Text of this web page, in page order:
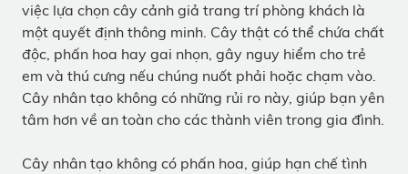
việc lựa chọn cây cảnh giả trang trí phòng khách là
một quyết định thông minh. Cây thật có thể chứa chất
độc, phấn hoa hay gai nhọn, gây nguy hiểm cho trẻ
em và thú cưng nếu chúng nuốt phải hoặc chạm vào.
Cây nhân tạo không có những rủi ro này, giúp bạn yên
tâm hơn về an toàn cho các thành viên trong gia đình.
Cây nhân tạo không có phấn hoa, giúp hạn chế tình